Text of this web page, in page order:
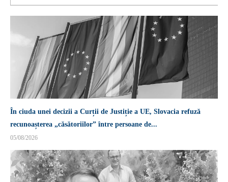
În ciuda unei decizii a Curții de Justiție a UE, Slovacia refuză
recunoașterea „căsătoriilor” între persoane de...
05/08/2026